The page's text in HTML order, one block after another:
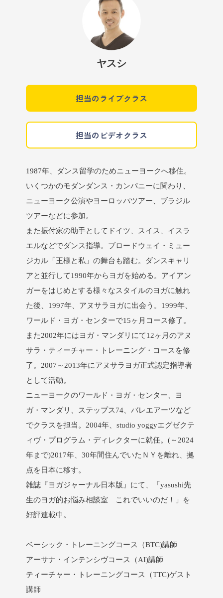
ヤスシ
担当のライブクラス
担当のビデオクラス
1987年、ダンス留学のためニューヨークへ移住。
いくつかのモダンダンス・カンパニーに関わり、
ニューヨーク公演やヨーロッパツアー、ブラジル
ツアーなどに参加。
また振付家の助手としてドイツ、スイス、イスラ
エルなどでダンス指導。ブロードウェイ・ミュー
ジカル「王様と私」の舞台も踏む。ダンスキャリ
アと並行して1990年からヨガを始める。アイアン
ガーをはじめとする様々なスタイルのヨガに触れ
た後、1997年、アヌサラヨガに出会う。1999年、
ワールド・ヨガ・センターで15ヶ月コース修了。
また2002年にはヨガ・マンダリにて12ヶ月のアヌ
サラ・ティーチャー・トレーニング・コースを修
了。2007～2013年にアヌサラヨガ正式認定指導者
として活動。
ニューヨークのワールド・ヨガ・センター、ヨ
ガ・マンダリ、ステップス74、バレエアーツなど
でクラスを担当。2004年、studio yoggyエグゼクテ
ィヴ・プログラム・ディレクターに就任。(～2024
年まで)2017年、30年間住んでいたＮＹを離れ、拠
点を日本に移す。
雑誌『ヨガジャーナル日本版』にて、「yasushi先
生のヨガ的お悩み相談室 これでいいのだ！」を
好評連載中。
ベーシック・トレーニングコース（BTC)講師
アーサナ・インテンシヴコース（AI)講師
ティーチャー・トレーニングコース（TTC)ゲスト
講師